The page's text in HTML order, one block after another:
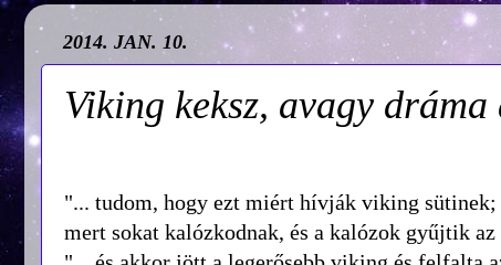
2014. JAN. 10.
Viking keksz, avagy
"... tudom, hogy ezt miért hívják viking sütinek;
mert sokat kalózkodnak, és a kalózok gyűjtik az